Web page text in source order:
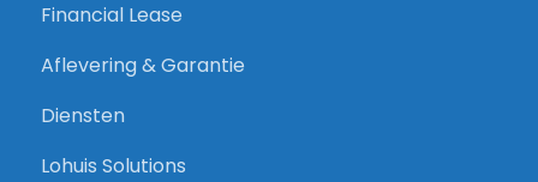
Financial Lease
Aflevering & Garantie
Diensten
Lohuis Solutions